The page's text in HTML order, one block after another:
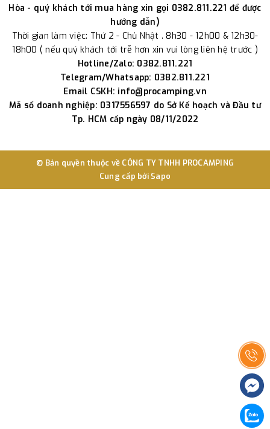
Hòa - quý khách tới mua hàng xin gọi 0382.811.221 để được
hướng dẫn)
Thời gian làm việc: Thứ 2 - Chủ Nhật . 8h30 - 12h00 & 12h30-
18h00 ( nếu quý khách tới trễ hơn xin vui lòng liên hệ trước )
Hotline/Zalo: 0382.811.221
Telegram/Whatsapp: 0382.811.221
Email CSKH: info@procamping.vn
Mã số doanh nghiệp: 0317556597 do Sở Kế hoạch và Đầu tư
Tp. HCM cấp ngày 08/11/2022
© Bản quyền thuộc về CÔNG TY TNHH PROCAMPING
Cung cấp bởi Sapo